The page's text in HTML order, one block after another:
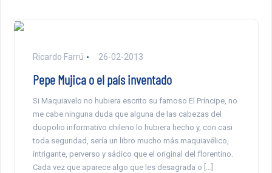
Ricardo Farrú 26-02-2013
Pepe Mujica o el país inventado
Si Maquiavelo no hubiera escrito su famoso El Príncipe, no
me cabe ninguna duda que alguna de las cabezas del
duopolio informativo chileno lo hubiera hecho y, con casi
toda seguridad, sería un libro mucho más maquiavélico,
intrigante, perverso y sádico que el original del florentino.
Cada vez que aparece algo que les desagrada o […]